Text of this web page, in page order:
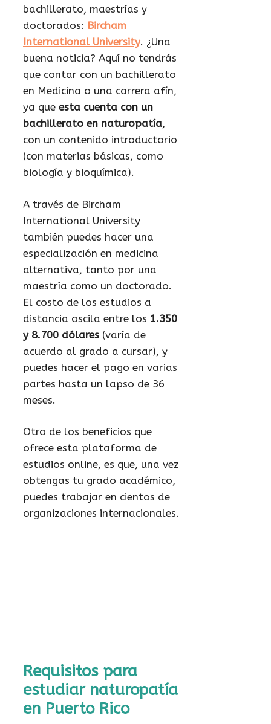
bachillerato, maestrías y
doctorados: Bircham
International University. ¿Una
buena noticia? Aquí no tendrás
que contar con un bachillerato
en Medicina o una carrera afín,
ya que esta cuenta con un
bachillerato en naturopatía,
con un contenido introductorio
(con materias básicas, como
biología y bioquímica).
A través de Bircham
International University
también puedes hacer una
especialización en medicina
alternativa, tanto por una
maestría como un doctorado.
El costo de los estudios a
distancia oscila entre los 1.350
y 8.700 dólares (varía de
acuerdo al grado a cursar), y
puedes hacer el pago en varias
partes hasta un lapso de 36
meses.
Otro de los beneficios que
ofrece esta plataforma de
estudios online, es que, una vez
obtengas tu grado académico,
puedes trabajar en cientos de
organizaciones internacionales.
Requisitos para
estudiar naturopatía
en Puerto Rico